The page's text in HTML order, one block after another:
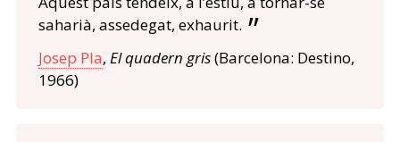
saharià, assedegat, exhaurit.
Josep Pla, El quadern gris(Barcelona: Destino,
1966)